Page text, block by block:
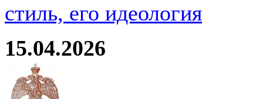
стиль, его идеология
15.04.2026